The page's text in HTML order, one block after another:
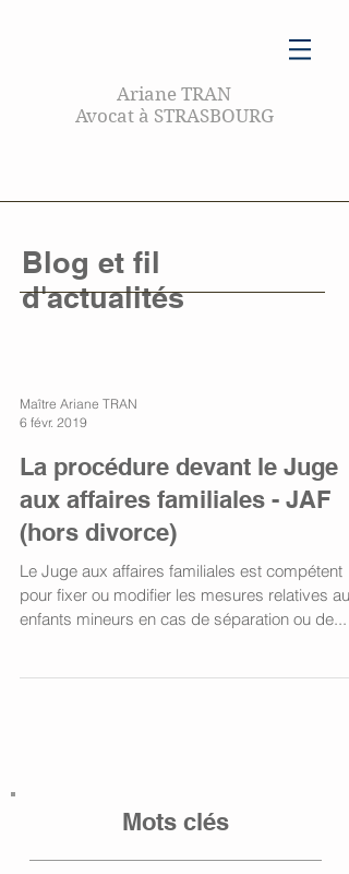
Ariane TRAN
Avocat à STRASBOURG
Blog et fil
d'actualités
Maître Ariane TRAN
6 févr. 2019
La procédure devant le Juge
aux affaires familiales - JAF
(hors divorce)
Le Juge aux affaires familiales est compétent
pour fixer ou modifier les mesures relatives aux
enfants mineurs en cas de séparation ou de...
Mots clés